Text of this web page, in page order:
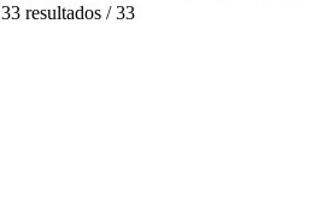
33 resultados /33